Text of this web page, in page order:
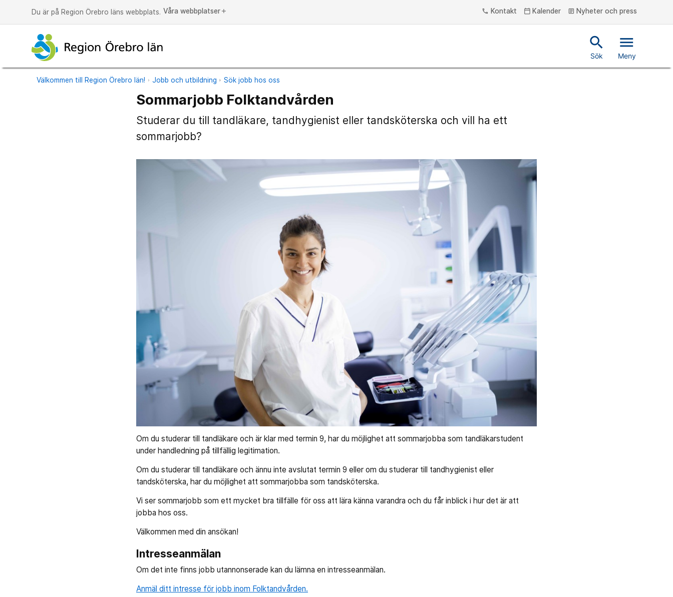
Du är på Region Örebro läns webbplats. Våra webbplatser add phone Kontakt calendar_today Kalender article Nyheter och press
search
Sök
menu
Meny
Välkommen till Region Örebro län! Jobb och utbildning Sök jobb hos oss
Sommarjobb Folktandvården
Studerar du till tandläkare, tandhygienist eller tandsköterska och vill ha ett
sommarjobb?
Om du studerar till tandläkare och är klar med termin 9, har du möjlighet att sommarjobba som tandläkarstudent
under handledning på tillfällig legitimation.
Om du studerar till tandläkare och ännu inte avslutat termin 9 eller om du studerar till tandhygienist eller
tandsköterska, har du möjlighet att sommarjobba som tandsköterska.
Vi ser sommarjobb som ett mycket bra tillfälle för oss att lära känna varandra och du får inblick i hur det är att
jobba hos oss.
Välkommen med din ansökan!
Intresseanmälan
Om det inte finns jobb utannonserade kan du lämna en intresseanmälan.
Anmäl ditt intresse för jobb inom Folktandvården.